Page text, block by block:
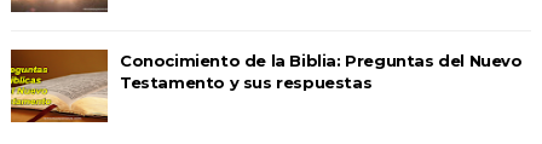
Conocimiento de la Biblia: Preguntas del Nuevo
Testamento y sus respuestas